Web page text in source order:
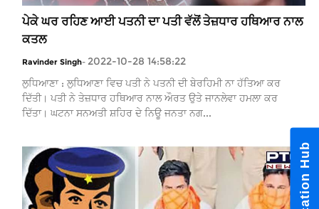
ਪੇਕੇ ਘਰ ਰਹਿਣ ਆਈ ਪਤਨੀ ਦਾ ਪਤੀ ਵੱਲੋਂ ਤੇਜ਼ਧਾਰ ਹਥਿਆਰ ਨਾਲ
ਕਤਲ
Ravinder Singh- 2022-10-28 14:58:22
ਲੁਧਿਆਣਾ : ਲੁਧਿਆਣਾ ਵਿਚ ਪਤੀ ਨੇ ਪਤਨੀ ਦੀ ਬੇਰਹਿਮੀ ਨਾ ਹੱਤਿਆ ਕਰ
ਦਿੱਤੀ। ਪਤੀ ਨੇ ਤੇਜ਼ਧਾਰ ਹਥਿਆਰ ਨਾਲ ਔਰਤ ਉਤੇ ਜਾਨਲੇਵਾ ਹਮਲਾ ਕਰ
ਦਿੱਤਾ। ਘਟਨਾ ਸਨਅਤੀ ਸ਼ਹਿਰ ਦੇ ਨਿਊ ਜਨਤਾ ਨਗ...